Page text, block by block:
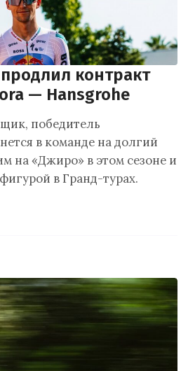
контракт
— Hansgrohe
победитель
в команде на долгий
на «Джиро» в этом сезоне и
в Гранд-турах.